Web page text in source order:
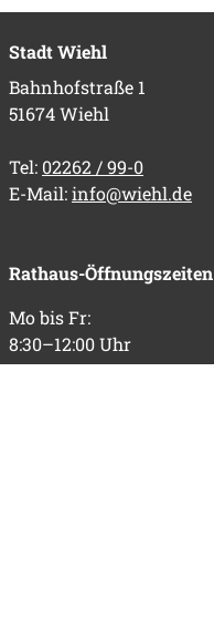
Stadt Wiehl
Bahnhofstraße 1
51674 Wiehl
Tel: 02262 / 99-0
E-Mail:info@wiehl.de
Rathaus-Öffnungszeiten
Mo bis Fr:
8:30–12:00 Uhr